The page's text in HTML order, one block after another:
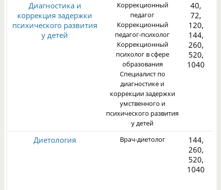
Диагностика и
коррекция задержки
психического развития
у детей
Коррекционный
педагог
Коррекционный
педагог-психолог
Коррекционный
психолог в сфере
образования
Специалист по
диагностике и
коррекции задержки
умственного и
психического развития
у детей
40,
72,
120,
144,
260,
520,
1040
Диетология Врач-диетолог
144,
260,
520,
1040